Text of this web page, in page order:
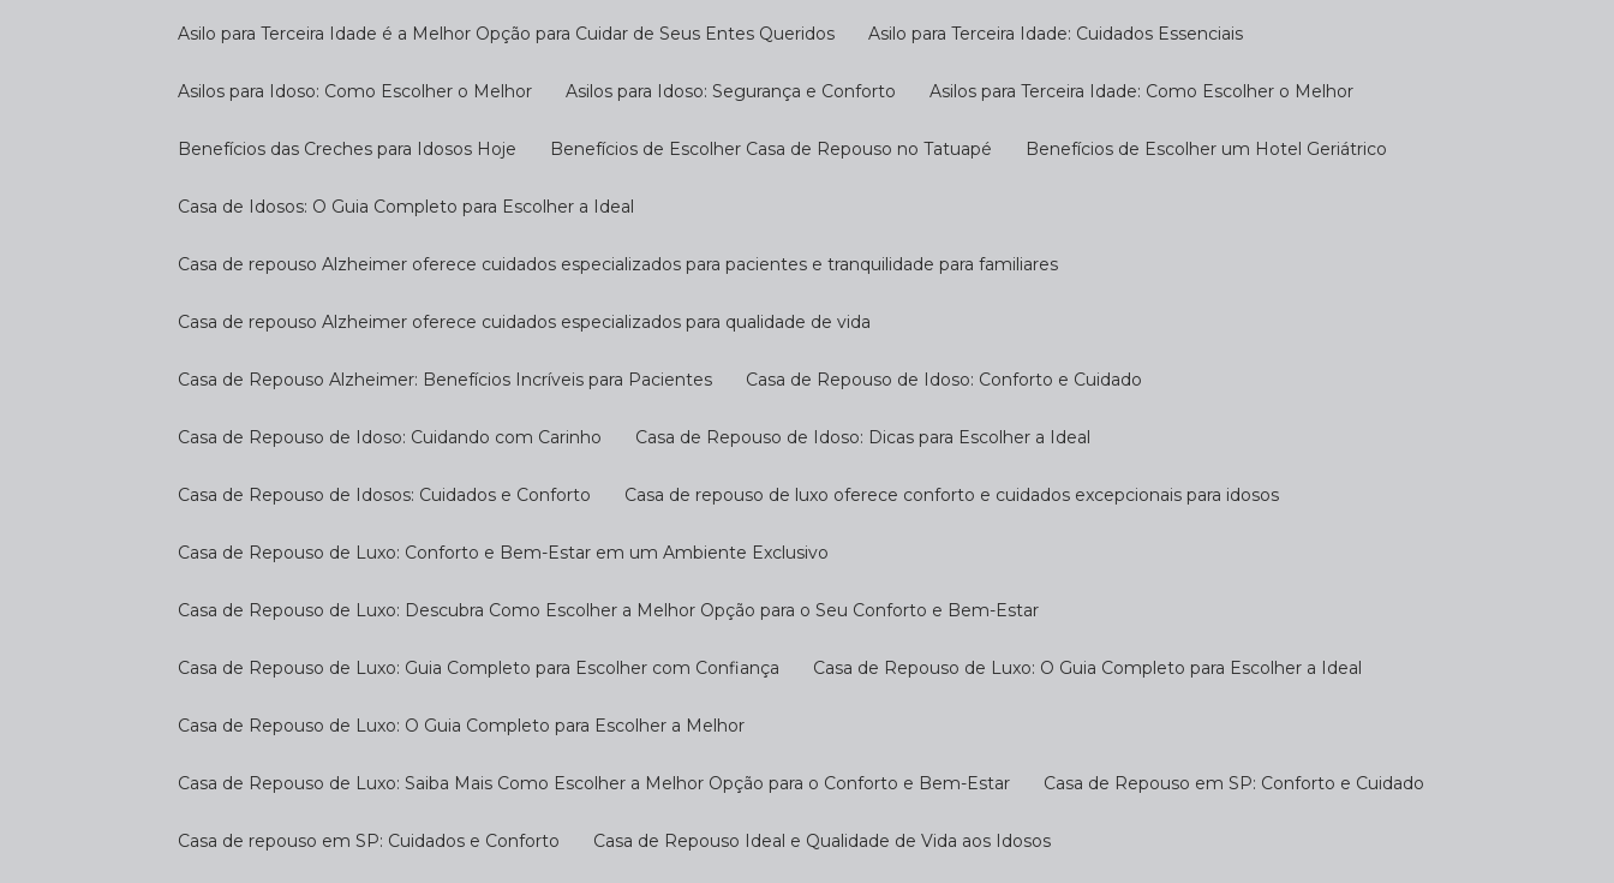
Asilo para Terceira Idade é a Melhor Opção para Cuidar de Seus Entes Queridos Asilo para Terceira Idade: Cuidados Essenciais
Asilos para Idoso: Como Escolher o Melhor Asilos para Idoso: Segurança e Conforto Asilos para Terceira Idade: Como Escolher o Melhor
Benefícios das Creches para Idosos Hoje Benefícios de Escolher Casa de Repouso no Tatuapé Benefícios de Escolher um Hotel Geriátrico
Casa de Idosos: O Guia Completo para Escolher a Ideal
Casa de repouso Alzheimer oferece cuidados especializados para pacientes e tranquilidade para familiares
Casa de repouso Alzheimer oferece cuidados especializados para qualidade de vida
Casa de Repouso Alzheimer: Benefícios Incríveis para Pacientes Casa de Repouso de Idoso: Conforto e Cuidado
Casa de Repouso de Idoso: Cuidando com Carinho Casa de Repouso de Idoso: Dicas para Escolher a Ideal
Casa de Repouso de Idosos: Cuidados e Conforto Casa de repouso de luxo oferece conforto e cuidados excepcionais para idosos
Casa de Repouso de Luxo: Conforto e Bem-Estar em um Ambiente Exclusivo
Casa de Repouso de Luxo: Descubra Como Escolher a Melhor Opção para o Seu Conforto e Bem-Estar
Casa de Repouso de Luxo: Guia Completo para Escolher com Confiança Casa de Repouso de Luxo: O Guia Completo para Escolher a Ideal
Casa de Repouso de Luxo: O Guia Completo para Escolher a Melhor
Casa de Repouso de Luxo: Saiba Mais Como Escolher a Melhor Opção para o Conforto e Bem-Estar Casa de Repouso em SP: Conforto e Cuidado
Casa de repouso em SP: Cuidados e Conforto Casa de Repouso Ideal e Qualidade de Vida aos Idosos